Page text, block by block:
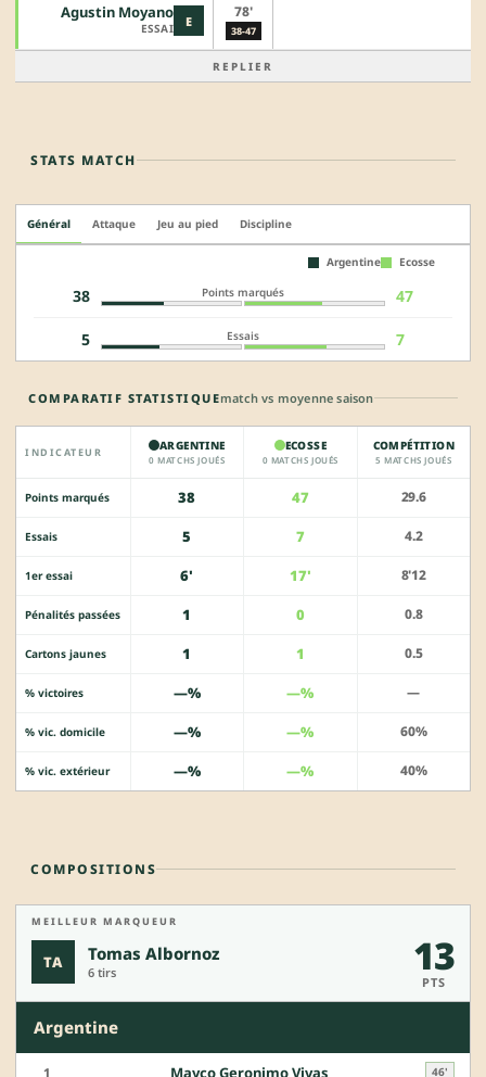
E
Agustin Moyano
ESSAI
78'
38-47
REPLIER
STATS MATCH
Général Attaque Jeu au pied Discipline
Argentine Ecosse
38 Points marqués 47
5 Essais 7
COMPARATIF STATISTIQUEmatch vs moyenne saison
INDICATEUR ARGENTINE
0 MATCHS JOUÉS
ECOSSE
0 MATCHS JOUÉS
COMPÉTITION
5 MATCHS JOUÉS
Points marqués 38 47 29.6
Essais 5 7 4.2
1er essai 6' 17' 8'12
Pénalités passées 1 0 0.8
Cartons jaunes 1 1 0.5
% victoires —% —% —
% vic. domicile —% —% 60%
% vic. extérieur —% —% 40%
COMPOSITIONS
MEILLEUR MARQUEUR
TA Tomas Albornoz
6 tirs 13
PTS
Argentine
1 Mayco Geronimo Vivas 46'